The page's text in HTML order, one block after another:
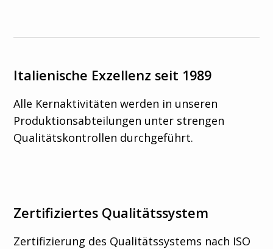
Italienische Exzellenz seit 1989
Alle Kernaktivitäten werden in unseren
Produktionsabteilungen unter strengen
Qualitätskontrollen durchgeführt.
Zertifiziertes Qualitätssystem
Zertifizierung des Qualitätssystems nach ISO